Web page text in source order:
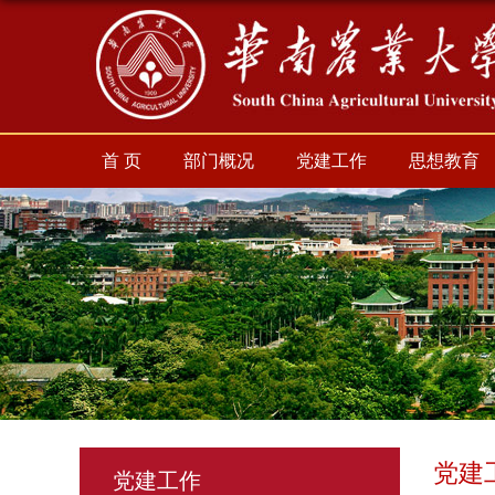
首 页 部门概况 党建工作 思想教育
党建工作 党建